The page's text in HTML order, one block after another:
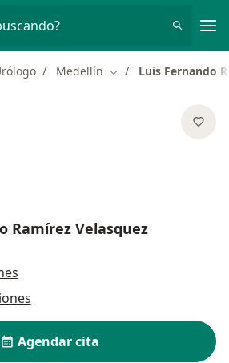
Medellín Cambiar de ciudad
Luis Fernando
Ramírez Velasquez
Agendar cita